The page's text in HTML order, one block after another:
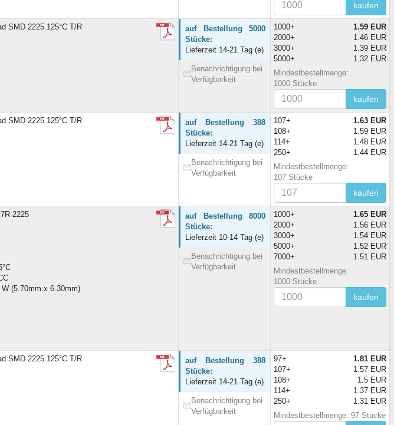
kaufen
SMD 2225 125°C T/R
auf Bestellung 5000
Stücke:
Lieferzeit 14-21 Tag (e)
Benachrichtigung bei
Verfügbarkeit
1000+
1.59 EUR
2000+
1.46 EUR
3000+
1.39 EUR
5000+
1.32 EUR
Mindestbestellmenge:
1000 Stücke
kaufen
SMD 2225 125°C T/R
auf Bestellung 388
Stücke:
Lieferzeit 14-21 Tag (e)
Benachrichtigung bei
Verfügbarkeit
107+
1.63 EUR
108+
1.59 EUR
114+
1.48 EUR
250+
1.44 EUR
Mindestbestellmenge:
107 Stücke
kaufen
2225
(5.70mm x 6.30mm)
auf Bestellung 8000
Stücke:
Lieferzeit 10-14 Tag (e)
Benachrichtigung bei
Verfügbarkeit
1000+
1.65 EUR
2000+
1.56 EUR
3000+
1.54 EUR
5000+
1.52 EUR
7000+
1.51 EUR
Mindestbestellmenge:
1000 Stücke
kaufen
SMD 2225 125°C T/R
auf Bestellung 388
Stücke:
Lieferzeit 14-21 Tag (e)
Benachrichtigung bei
Verfügbarkeit
97+
1.81 EUR
107+
1.57 EUR
108+
1.5 EUR
114+
1.37 EUR
250+
1.31 EUR
Mindestbestellmenge: 97 Stücke